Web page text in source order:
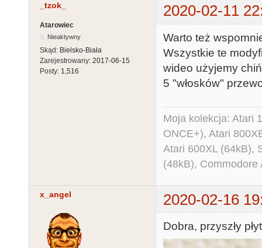
_tzok_ 2020-02-11
Atarowiec
Nieaktywny
Skąd: Bielsko-Biała
Zarejestrowany: 2017-06-15
Posty: 1,516
Warto też
Wszystkie te
wideo użyjemy
5 "włosków"
Moja kolekcja: Atari
ONCE+), Atari
Atari 600XL (64kB),
(48kB),
x_angel 2020-02-16
Dobra, przyszły